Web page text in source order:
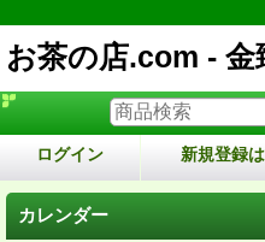
お茶の店.com -
ログイン 新規登録
カレンダー